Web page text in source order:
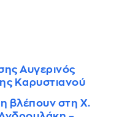
Αυγερινός
Καρυστιανού
βλέπουν στη Χ.